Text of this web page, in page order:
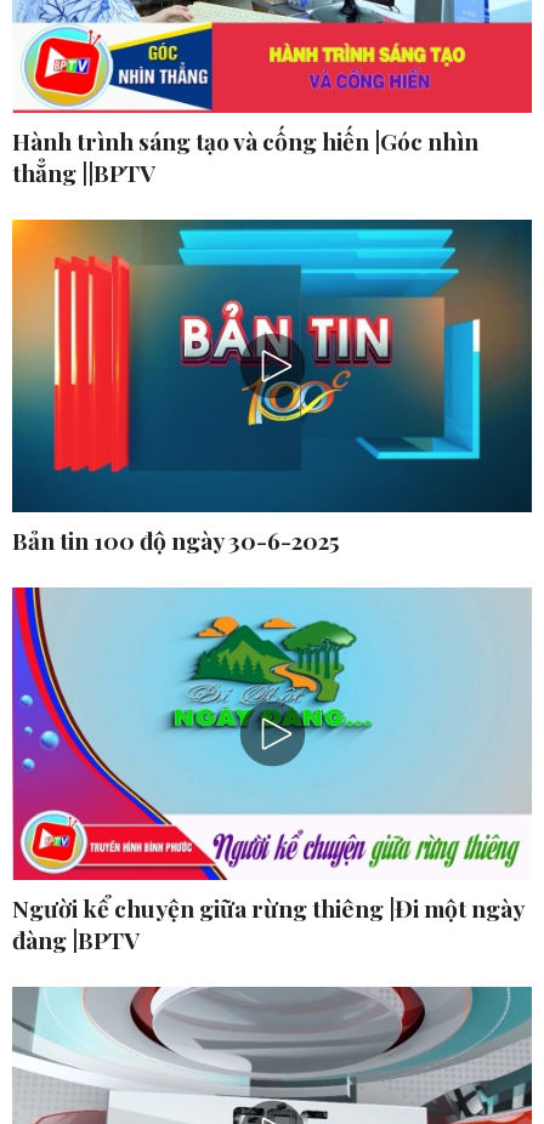
Hành trình sáng tạo và cống hiến |Góc nhìn
thẳng ||BPTV
Bản tin 100 độ ngày 30-6-2025
Người kể chuyện giữa rừng thiêng |Đi một ngày
đàng |BPTV